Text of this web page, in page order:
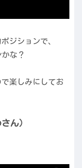
ジションで、
な？
楽しみにしてお
ん）